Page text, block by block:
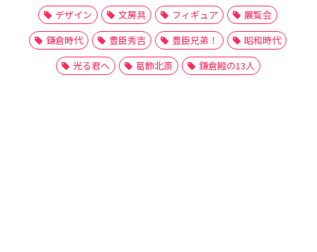
デザイン
文房具 フィギュア
展覧会
鎌倉時代
豊臣秀吉 豊臣兄弟！
昭和時代
光る君へ
葛飾北斎 鎌倉殿の13人